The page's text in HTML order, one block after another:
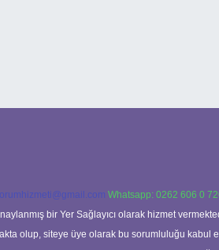
Whatsapp: 0262 606 0
bir Yer Sağlayıcı olarak hizmet
olup, siteye üye olarak bu sorumluluğu kabul